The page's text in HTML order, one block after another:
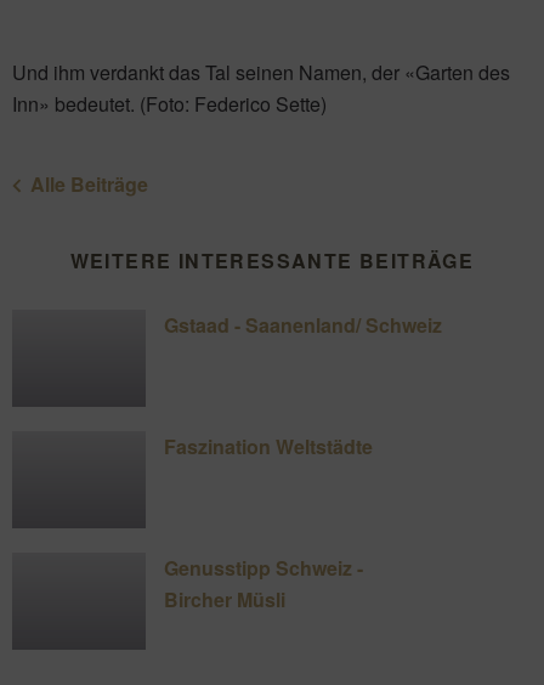
Und ihm verdankt das Tal seinen Namen, der «Garten des
Inn» bedeutet. (Foto: Federico Sette)
Alle Beiträge
WEITERE INTERESSANTE BEITRÄGE
Gstaad - Saanenland/ Schweiz
Faszination Weltstädte
Genusstipp Schweiz -
Bircher Müsli